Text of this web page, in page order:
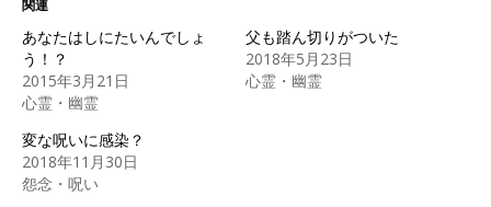
関連
あなたはしにたいんでしょ
う！？
2015年3月21日
心霊・幽霊
父も踏ん切りがついた
2018年5月23日
心霊・幽霊
変な呪いに感染？
2018年11月30日
怨念・呪い